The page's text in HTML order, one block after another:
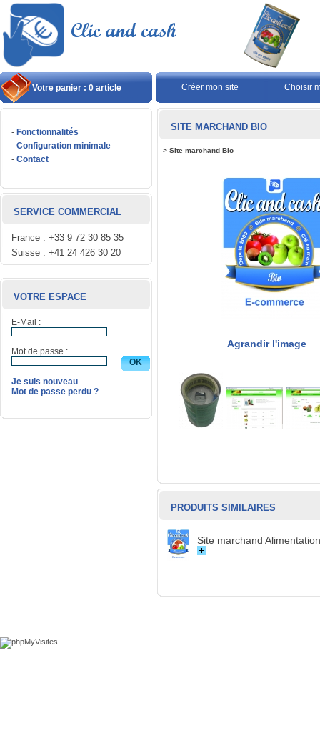
Votre panier : 0 article Créer mon site Choisir
- Fonctionnalités
- Configuration minimale
- Contact
SERVICE COMMERCIAL
France : +33 9 72 30 85 35
Suisse : +41 24 426 30 20
VOTRE ESPACE
E-Mail :
Mot de passe :
Je suis nouveau
Mot de passe perdu ?
SITE MARCHAND BIO
> Site marchand Bio
Agrandir l'image
PRODUITS SIMILAIRES
Site marchand Alimentation